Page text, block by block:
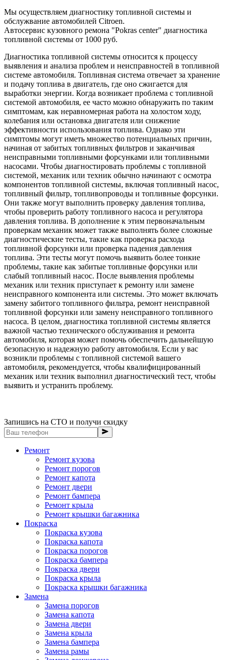
Мы осуществляем диагностику топливной системы и
обслужвание автомобилей Citroen.
Автосервис кузовного ремона "Pokras center" диагностика
топливной системы от 1000 руб.
Диагностика топливной системы относится к процессу
выявления и анализа проблем и неисправностей в топливной
системе автомобиля. Топливная система отвечает за хранение
и подачу топлива в двигатель, где оно сжигается для
выработки энергии. Когда возникает проблема с топливной
системой автомобиля, ее часто можно обнаружить по таким
симптомам, как неравномерная работа на холостом ходу,
колебания или остановка двигателя или снижение
эффективности использования топлива. Однако эти
симптомы могут иметь множество потенциальных причин,
начиная от забитых топливных фильтров и заканчивая
неисправными топливными форсунками или топливными
насосами. Чтобы диагностировать проблемы с топливной
системой, механик или техник обычно начинают с осмотра
компонентов топливной системы, включая топливный насос,
топливный фильтр, топливопроводы и топливные форсунки.
Они также могут выполнить проверку давления топлива,
чтобы проверить работу топливного насоса и регулятора
давления топлива. В дополнение к этим первоначальным
проверкам механик может также выполнять более сложные
диагностические тесты, такие как проверка расхода
топливной форсунки или проверка падения давления
топлива. Эти тесты могут помочь выявить более тонкие
проблемы, такие как забитые топливные форсунки или
слабый топливный насос. После выявления проблемы
механик или техник приступает к ремонту или замене
неисправного компонента или системы. Это может включать
замену забитого топливного фильтра, ремонт неисправной
топливной форсунки или замену неисправного топливного
насоса. В целом, диагностика топливной системы является
важной частью технического обслуживания и ремонта
автомобиля, которая может помочь обеспечить дальнейшую
безопасную и надежную работу автомобиля. Если у вас
возникли проблемы с топливной системой вашего
автомобиля, рекомендуется, чтобы квалифицированный
механик или техник выполнил диагностический тест, чтобы
выявить и устранить проблему.
Запишись на СТО и получи скидку
Ремонт
Ремонт кузова
Ремонт порогов
Ремонт капота
Ремонт двери
Ремонт бампера
Ремонт крыла
Ремонт крышки багажника
Покраска
Покраска кузова
Покраска капота
Покраска порогов
Покраска бампера
Покраска двери
Покраска крыла
Покраска крышки багажника
Замена
Замена порогов
Замена капота
Замена двери
Замена крыла
Замена бампера
Замена рамы